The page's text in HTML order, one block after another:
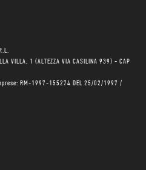
VILLA, 1 (ALTEZZA VIA CASILINA 939) - CAP
RM-1997-155274 DEL 25/02/1997 /